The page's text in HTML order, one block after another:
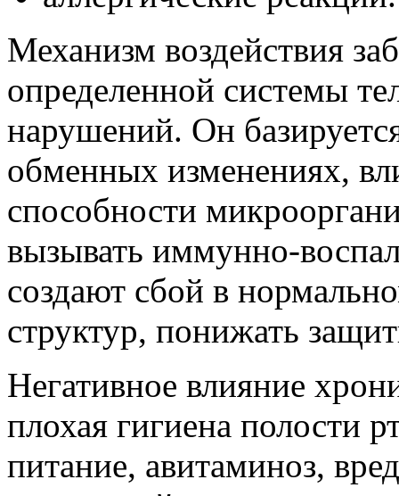
Механизм воздействия
определенной системы
нарушений. Он
обменных изменениях,
способности
вызывать иммунно-
создают сбой в
структур, понижать
Негативное влияние
плохая гигиена полости
питание, авитаминоз,